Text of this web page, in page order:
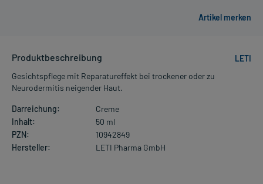
Produktbeschreibung
LETI
Gesichtspflege mit Reparatureffekt bei trockener oder zu
Neurodermitis neigender Haut.
Darreichung:
Creme
Inhalt:
50 ml
PZN:
10942849
Hersteller:
LETI Pharma GmbH